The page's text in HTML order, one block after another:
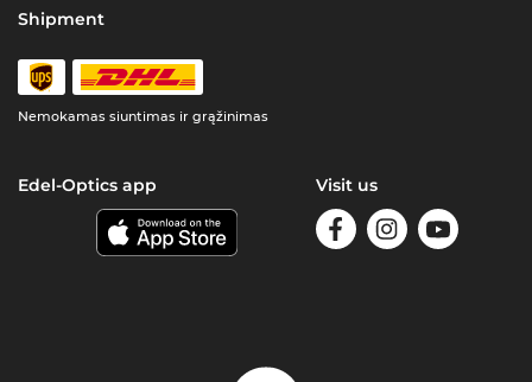
Shipment
Nemokamas siuntimas ir grąžinimas
Edel-Optics app Visit us